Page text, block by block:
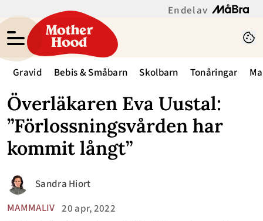
En del av
Gravid Bebis & Småbarn Skolbarn Tonåringar
Överläkaren Eva Uustal:
”Förlossningsvården har
kommit långt”
MAMMALIV 20 apr, 2022
Sandra Hiort